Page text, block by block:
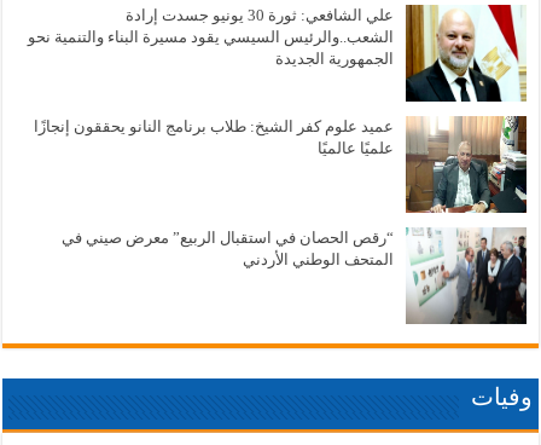
علي الشافعي: ثورة 30 يونيو جسدت إرادة
الشعب..والرئيس السيسي يقود مسيرة البناء والتنمية نحو
الجمهورية الجديدة
عميد علوم كفر الشيخ: طلاب برنامج النانو يحققون إنجازًا
علميًا عالميًا
“رقص الحصان في استقبال الربيع” معرض صيني في
المتحف الوطني الأردني
وفيات